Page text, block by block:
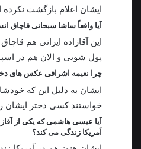
ایشان اعلام بازگشت نکرده
آیا واقعاً ساشا سبحانی قاچاق
این آقازاده ایرانی هم
پول شویی و الان هم در
چرا نعیمه اشرافی عکس های
ایشان به دلیل این که
خواستند کسی دختر ایشان را
آیا عیسی هاشمی که یکی از
آمریکا زندگی می کند؟